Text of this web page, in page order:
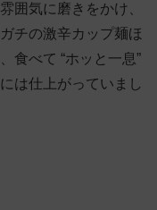
囲気に磨きをかけ、
チの激辛カップ麺ほ
食べて “ホッと一息”
は仕上がっていまし